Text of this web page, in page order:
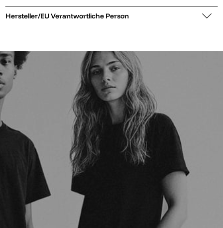
Hersteller/EU Verantwortliche Person